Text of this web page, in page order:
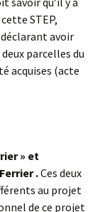
STEP,
avoir
parcelles du
acquises (acte
» et
.Ces deux
au projet
de ce projet